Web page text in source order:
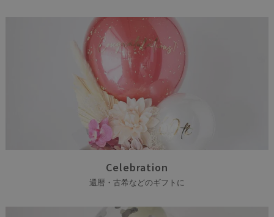
Celebration
還暦・古希などのギフトに